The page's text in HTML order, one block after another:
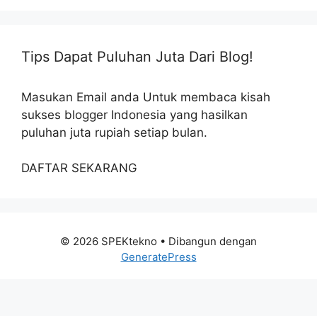
Tips Dapat Puluhan Juta Dari Blog!
Masukan Email anda Untuk membaca kisah
sukses blogger Indonesia yang hasilkan
puluhan juta rupiah setiap bulan.
DAFTAR SEKARANG
© 2026 SPEKtekno • Dibangun dengan
GeneratePress